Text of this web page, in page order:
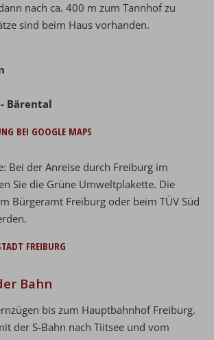
nach ca. 400 m zum Tannhof zu
sind beim Haus vorhanden.
Bärental
BEI GOOGLE MAPS
Bei der Anreise durch Freiburg im
Sie die Grüne Umweltplakette. Die
Bürgeramt Freiburg oder beim TÜV Süd
FREIBURG
Bahn
bis zum Hauptbahnhof Freiburg.
der S-Bahn nach Tiitsee und vom